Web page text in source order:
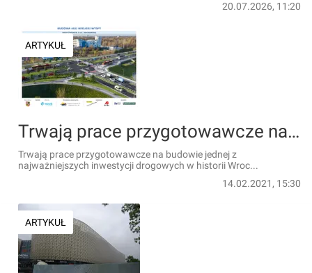
20.07.2026, 11:20
ARTYKUŁ
Trwają prace przygotowawcze na budowie Alei Wielkiej Wyspy i mostu Wschodniego [NOWE WIZUALIZACJE + ZDJĘCIA]
Trwają prace przygotowawcze na budowie jednej z
najważniejszych inwestycji drogowych w historii Wroc...
14.02.2021, 15:30
ARTYKUŁ